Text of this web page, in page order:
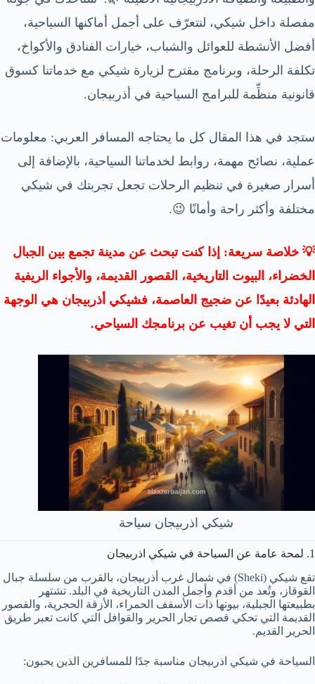
مفصلة داخل شيكي، لنتعرّف على أجمل أماكنها السياحية،
أفضل الأنشطة للعوائل والشباب، خيارات الفنادق والأكواخ،
تكلفة الرحلة، وبرنامج مقترح لزيارة شيكي مع خدماتنا كسوق
قانونية منظِّمة للبرامج السياحية في أذربيجان.
ستجد في هذا المقال كل ما يحتاجه المسافر العربي: معلومات
عملية، نصائح مهمة، روابط لخدماتنا السياحية، بالإضافة إلى
أسرار صغيرة في تنظيم الرحلات تجعل تجربتك في شيكي
مختلفة وأكثر راحة وأمانًا 😉.
💡 خلاصة سريعة: إذا كنت تبحث عن مدينة تجمع بين الجبال
الخضراء، البيوت التاريخية، القصور القديمة، والأجواء الريفية
الهادئة بعيدًا عن ضجيج العاصمة، فشيكي أذربيجان هي الوجهة
التي لا يجب أن تغيب عن برنامجك السياحي.
شيكي اذربيجان سياحة
1. لمحة عامة عن السياحة في شيكي اذربيجان
تقع شيكي (Sheki) في شمال غرب أذربيجان، بالقرب من سلسلة جبال
القوقاز، وتُعد من أقدم وأجمل المدن التاريخية في البلد. تشتهر
بطبيعتها الجبلية، بيوتها ذات الأسقف الحمراء، الأزقة الحجرية، والقصور
القديمة التي تحكي قصص تجار الحرير والقوافل التي كانت تعبر طريق
الحرير القديم.
السياحة في شيكي اذربيجان مناسبة جدًا للمسافرين الذين يحبون: